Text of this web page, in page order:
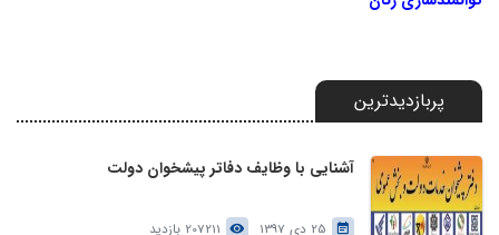
پربازدیدترین
آشنایی با وظایف دفاتر پیشخوان دولت
25 دی 1397 207211 بازدید